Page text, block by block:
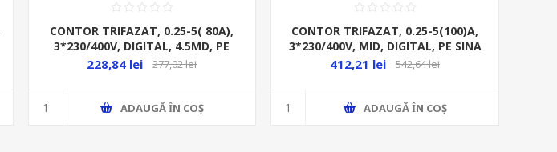
CONTOR TRIFAZAT, 0.25-5( 80A),
3*230/400V, DIGITAL, 4.5MD, PE
SINA
228,84 lei 277,02 lei
ADAUGĂ ȊN COŞ
CONTOR TRIFAZAT, 0.25-5(100)A,
3*230/400V, MID, DIGITAL, PE SINA
412,21 lei 542,64 lei
ADAUGĂ ȊN COŞ